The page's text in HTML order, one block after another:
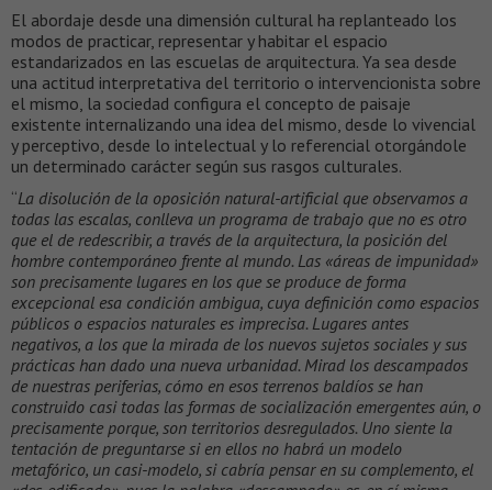
El abordaje desde una dimensión cultural ha replanteado los
modos de practicar, representar y habitar el espacio
estandarizados en las escuelas de arquitectura. Ya sea desde
una actitud interpretativa del territorio o intervencionista sobre
el mismo, la sociedad configura el concepto de paisaje
existente internalizando una idea del mismo, desde lo vivencial
y perceptivo, desde lo intelectual y lo referencial otorgándole
un determinado carácter según sus rasgos culturales.
“La disolución de la oposición natural-artificial que observamos a
todas las escalas, conlleva un programa de trabajo que no es otro
que el de redescribir, a través de la arquitectura, la posición del
hombre contemporáneo frente al mundo. Las «áreas de impunidad»
son precisamente lugares en los que se produce de forma
excepcional esa condición ambigua, cuya definición como espacios
públicos o espacios naturales es imprecisa. Lugares antes
negativos, a los que la mirada de los nuevos sujetos sociales y sus
prácticas han dado una nueva urbanidad. Mirad los descampados
de nuestras periferias, cómo en esos terrenos baldíos se han
construido casi todas las formas de socialización emergentes aún, o
precisamente porque, son territorios desregulados. Uno siente la
tentación de preguntarse si en ellos no habrá un modelo
metafórico, un casi-modelo, si cabría pensar en su complemento, el